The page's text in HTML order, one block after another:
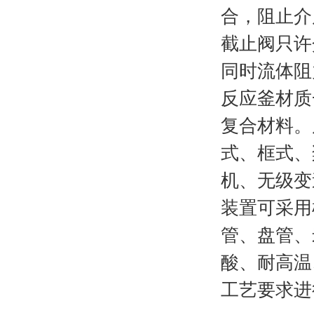
合，阻止
截止阀只
同时流体
反应釜材
复合材料
式、框式
机、无级
装置可采
管、盘管
酸、耐高
工艺要求